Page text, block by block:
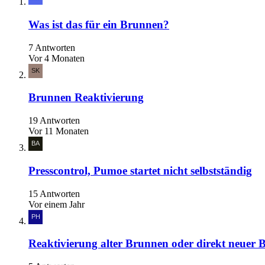
Was ist das für ein Brunnen?
7 Antworten
Vor 4 Monaten
Brunnen Reaktivierung
19 Antworten
Vor 11 Monaten
Presscontrol, Pumoe startet nicht selbstständig
15 Antworten
Vor einem Jahr
Reaktivierung alter Brunnen oder direkt neuer